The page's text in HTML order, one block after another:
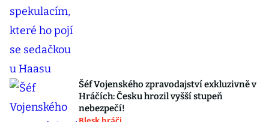
Šéf Vojenského zpravodajství exkluzivně v
Hráčích: Česku hrozil vyšší stupeň
nebezpečí!